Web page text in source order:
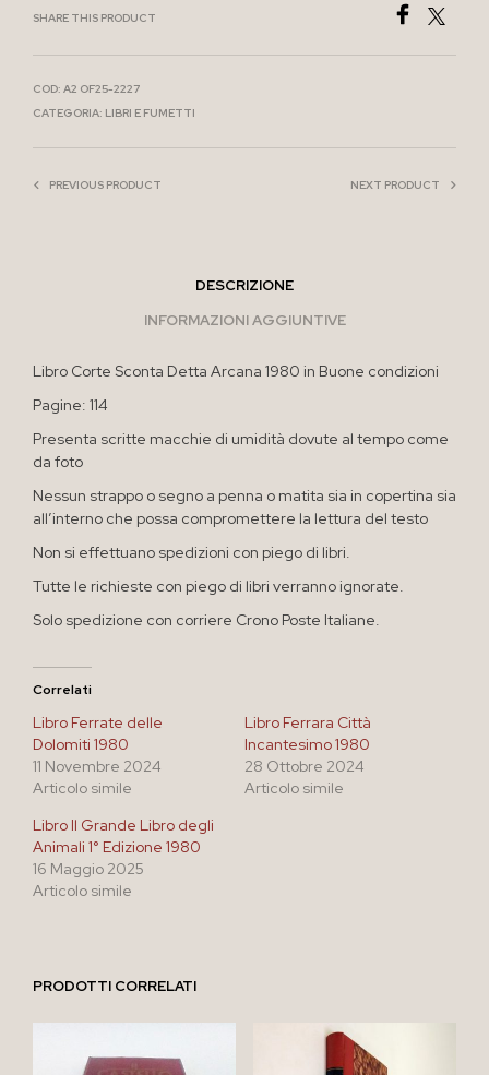
SHARE THIS PRODUCT
COD: A2 OF25-2227
CATEGORIA: LIBRI E FUMETTI
PREVIOUS PRODUCT NEXT PRODUCT
DESCRIZIONE
INFORMAZIONI AGGIUNTIVE
Libro Corte Sconta Detta Arcana 1980 in Buone condizioni
Pagine: 114
Presenta scritte macchie di umidità dovute al tempo come
da foto
Nessun strappo o segno a penna o matita sia in copertina sia
all’interno che possa compromettere la lettura del testo
Non si effettuano spedizioni con piego di libri.
Tutte le richieste con piego di libri verranno ignorate.
Solo spedizione con corriere Crono Poste Italiane.
Correlati
Libro Ferrate delle
Dolomiti 1980
11 Novembre 2024
Articolo simile
Libro Ferrara Città
Incantesimo 1980
28 Ottobre 2024
Articolo simile
Libro Il Grande Libro degli
Animali 1° Edizione 1980
16 Maggio 2025
Articolo simile
PRODOTTI CORRELATI